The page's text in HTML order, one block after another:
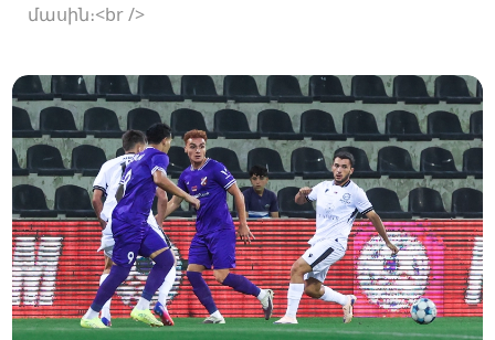
մասին։<br />